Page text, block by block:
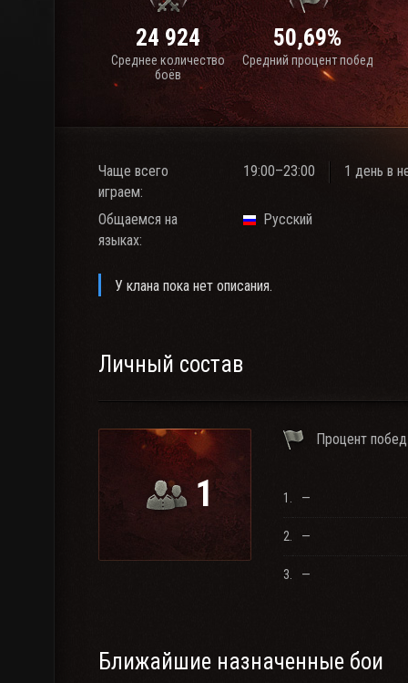
24 924
Среднее количество
боёв
50,69%
Средний процент побед
Чаще всего
играем:
19:00–23:00 1 день в
Общаемся на
языках:
Русский
У клана пока нет описания.
Личный состав
1
Процент побед
1. —
2. —
3. —
Ближайшие назначенные бои